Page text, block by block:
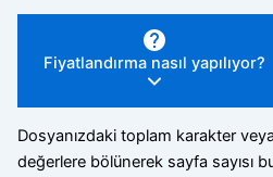
Fiyatlandırma nasıl yapılıyor?
Dosyanızdaki toplam karakter
değerlere bölünerek sayfa sayısı